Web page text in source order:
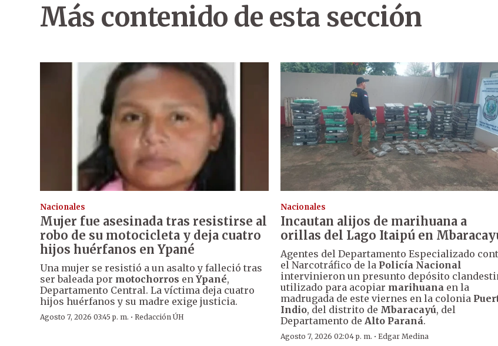
Más contenido de esta sección
Nacionales
Mujer fue asesinada tras resistirse al
robo de su motocicleta y deja cuatro
hijos huérfanos en Ypané
Una mujer se resistió a un asalto y falleció tras
ser baleada por motochorros en Ypané,
Departamento Central. La víctima deja cuatro
hijos huérfanos y su madre exige justicia.
Agosto 7, 2026 03:45 p. m. · Redacción ÚH
Nacionales
Incautan alijos de marihuana a
orillas del Lago Itaipú en
Agentes del Departamento Especializado
el Narcotráfico de la Policía Nacional
intervinieron un presunto depósito
utilizado para acopiar marihuana en la
madrugada de este viernes en la colonia
Indio, del distrito de Mbaracayú, del
Departamento deAlto Paraná.
Agosto 7, 2026 02:04 p. m. ·Edgar Medina